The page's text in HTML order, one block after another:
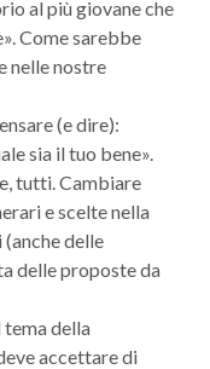
al più giovane che
Come sarebbe
nelle nostre
(e dire):
sia il tuo bene».
tutti. Cambiare
e scelte nella
delle
delle proposte da
tema della
accettare di